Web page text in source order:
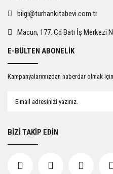
bilgi@turhankitabevi.com.tr
Macun, 177. Cd Batı İş Merkezi
E-BÜLTEN ABONELİK
Kampanyalarımızdan haberdar olmak
BİZİ TAKİP EDİN